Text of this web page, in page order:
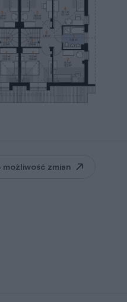
możliwość zmian